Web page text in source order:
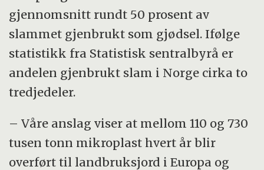
gjennomsnitt rundt 50 prosent av
slammet gjenbrukt som gjødsel. Ifølge
statistikk fra Statistisk sentralbyrå er
andelen gjenbrukt slam i Norge cirka to
tredjedeler.
– Våre anslag viser at mellom 110 og 730
tusen tonn mikroplast hvert år blir
overført til landbruksjord i Europa og